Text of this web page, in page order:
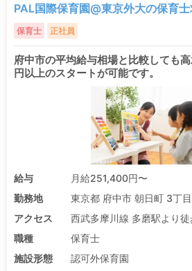
PAL国際保育園@東京外大の保育士
保育士 正社員
府中市の平均給与相場と比較しても
円以上のスタートが可能です。
給与
月給251,400円〜
勤務地
東京都 府中市 朝日町 3丁
アクセス
西武多摩川線 多磨駅より
職種
保育士
施設形態
認可外保育園